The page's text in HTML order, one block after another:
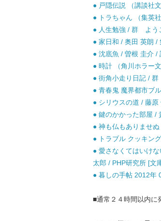
● 戸隠伝説 （講談社
● トラちゃん （集英
● 人生勉強 / 群 よう
● 家日和 / 奥田 英朗 /
● 沈底魚 / 曽根 圭介 /
● 時計 （角川ホラー
● 街角小走り日記 /
● 青春鬼 魔界都市ブ
● シリウスの道 / 藤
● 鍵のかかった部屋 /
● 神も仏もありませ
● トラブル クッキン
● 愛さなくてはいけ
太郎 / PHP研究所 [文
● 暮しの手帖 2012年
■通常２４時間以内に